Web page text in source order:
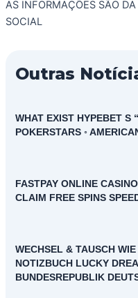
AS INFORMAÇÕES SÃO
SOCIAL
Outras
WHAT EXIST HYPEBET S
POKERSTARS ◦
FASTPAY ONLINE
CLAIM FREE SPINS
WECHSEL & TAUSCH
NOTIZBUCH LUCKY
BUNDESREPUBLIK